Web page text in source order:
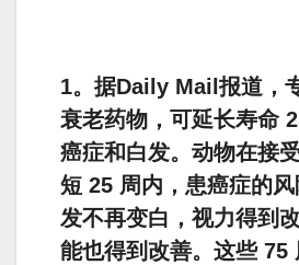
1。据Daily Mail报道，
衰老药物，可延长寿命
癌症和白发。动物在接
短 25 周内，患癌症的
发不再变白，视力得到
能也得到改善。这些 75